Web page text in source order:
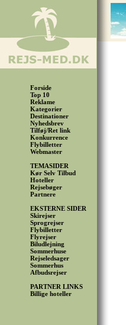
Forside
Top 10
Reklame
Kategorier
Destinationer
Nyhedsbrev
Tilføj/Ret link
Konkurrence
Flybilletter
Webmaster
TEMASIDER
Kør Selv Tilbud
Hoteller
Rejsebøger
Partnere
EKSTERNE SIDER
Skirejser
Sprogrejser
Flybilletter
Flyrejser
Biludlejning
Sommerhuse
Rejseledsager
Sommerhus
Afbudsrejser
PARTNER LINKS
Billige hoteller